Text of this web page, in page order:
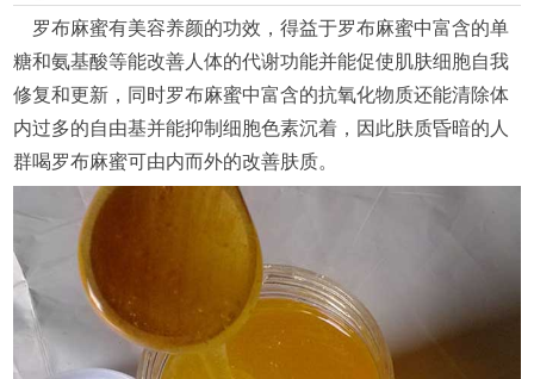
罗布麻蜜有美容养颜的功效，得益于罗布麻蜜中富含的单
糖和氨基酸等能改善人体的代谢功能并能促使肌肤细胞自我
修复和更新，同时罗布麻蜜中富含的抗氧化物质还能清除体
内过多的自由基并能抑制细胞色素沉着，因此肤质昏暗的人
群喝罗布麻蜜可由内而外的改善肤质。